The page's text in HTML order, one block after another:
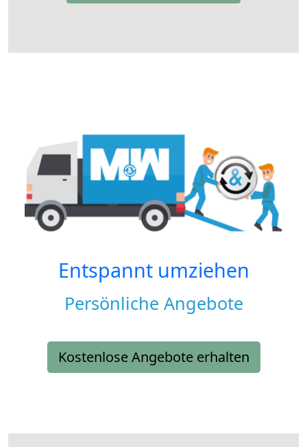
Entspannt umziehen
Persönliche Angebote
Kostenlose Angebote erhalten